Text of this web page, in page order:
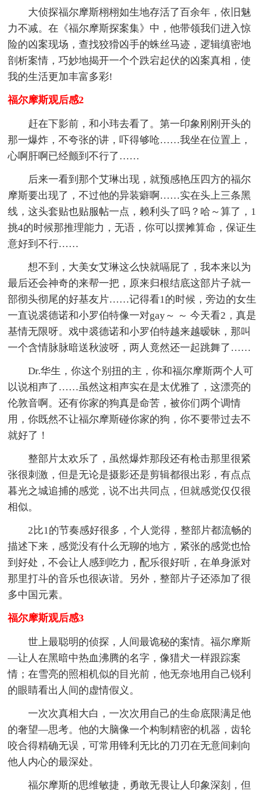
大侦探福尔摩斯栩栩如生地存活了百余年，依旧魅
力不减。在《福尔摩斯探案集》中，他带领我们进入惊
险的凶案现场，查找狡猾凶手的蛛丝马迹，逻辑缜密地
剖析案情，巧妙地揭开一个个跌宕起伏的凶案真相，使
我的生活更加丰富多彩!
福尔摩斯观后感2
赶在下影前，和小玮去看了。第一印象刚刚开头的
那一爆炸，不夸张的讲，吓得够呛……我坐在位置上，
心啊肝啊已经颤到不行了……
后来一看到那个艾琳出现，就预感艳压四方的福尔
摩斯要出现了，不过他的异装癖啊……实在头上三条黑
线，这头套贴也贴服帖一点，赖利头了吗？哈～算了，1
挑4的时候那推理能力，无语，你可以摆摊算命，保证生
意好到不行……
想不到，大美女艾琳这么快就嗝屁了，我本来以为
最后还会神奇的来帮一把，原来归根结底这部片子就一
部彻头彻尾的好基友片……记得看1的时候，旁边的女生
一直说裘德诺和小罗伯特像一对gay～ ～ 今天看2，真是
基情无限呀。戏中裘德诺和小罗伯特越来越暧昧，那叫
一个含情脉脉暗送秋波呀，两人竟然还一起跳舞了……
Dr.华生，你这个别扭的主，你和福尔摩斯两个人可
以说相声了……虽然这相声实在是太优雅了，这漂亮的
伦敦音啊。还有你家的狗真是命苦，被你们两个调情
用，你既然不让福尔摩斯碰你家的狗，你不要带过去不
就好了！
整部片太欢乐了，虽然爆炸那段还有枪击那里很紧
张很刺激，但是无论是摄影还是剪辑都很出彩，有点点
暮光之城追捕的感觉，说不出共同点，但就感觉仅仅很
相似。
2比1的节奏感好很多，个人觉得，整部片都流畅的
描述下来，感觉没有什么无聊的地方，紧张的感觉也恰
到好处，不会让人感到吃力，配乐很好听，在单身派对
那里打斗的音乐也很诙谐。另外，整部片子还添加了很
多中国元素。
福尔摩斯观后感3
世上最聪明的侦探，人间最诡秘的案情。福尔摩斯
—让人在黑暗中热血沸腾的名字，像猎犬一样跟踪案
情；在雪亮的照相机似的目光前，他无奈地用自己锐利
的眼睛看出人间的虚情假义。
一次次真相大白，一次次用自己的生命底限满足他
的奢望—思考。他的大脑像一个构制精密的机器，齿轮
咬合得精确无误，可常用锋利无比的刀刃在无意间剌向
他人内心的最深处。
福尔摩斯的思维敏捷，勇敢无畏让人印象深刻，但